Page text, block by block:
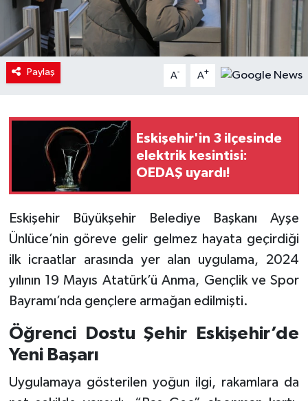
Paylaş A- A+
Eskişehir'in 3 ilçesinde
elektrik kesintisi:
OEDAŞ uyardı!
Eskişehir Büyükşehir Belediye Başkanı Ayşe
Ünlüce’nin göreve gelir gelmez hayata geçirdiği
ilk icraatlar arasında yer alan uygulama, 2024
yılının 19 Mayıs Atatürk’ü Anma, Gençlik ve Spor
Bayramı’nda gençlere armağan edilmişti.
Öğrenci Dostu Şehir Eskişehir’de
Yeni Başarı
Uygulamaya gösterilen yoğun ilgi, rakamlara da